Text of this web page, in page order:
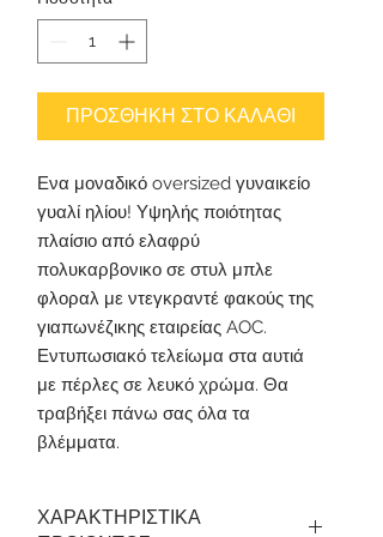
ΠΡΟΣΘΗΚΗ ΣΤΟ ΚΑΛΑΘΙ
Ενα μοναδικό oversized γυναικείο
γυαλί ηλίου! Υψηλής ποιότητας
πλαίσιο από ελαφρύ
πολυκαρβονικο σε στυλ μπλε
φλοραλ με ντεγκραντέ φακούς της
γιαπωνέζικης εταιρείας AOC.
Εντυπωσιακό τελείωμα στα αυτιά
με πέρλες σε λευκό χρώμα. Θα
τραβήξει πάνω σας όλα τα
βλέμματα.
ΧΑΡΑΚΤΗΡΙΣΤΙΚΑ